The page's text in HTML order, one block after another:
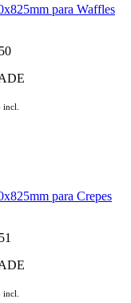
para Waffles
incl.
para Crepes
incl.